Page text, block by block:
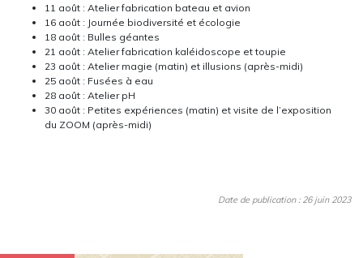
11 août : Atelier fabrication bateau et avion
16 août : Journée biodiversité et écologie
18 août : Bulles géantes
21 août : Atelier fabrication kaléidoscope et toupie
23 août : Atelier magie (matin) et illusions (après-midi)
25 août : Fusées à eau
28 août : Atelier pH
30 août : Petites expériences (matin) et visite de l’exposition
du ZOOM (après-midi)
Date de publication : 26 juin 2023